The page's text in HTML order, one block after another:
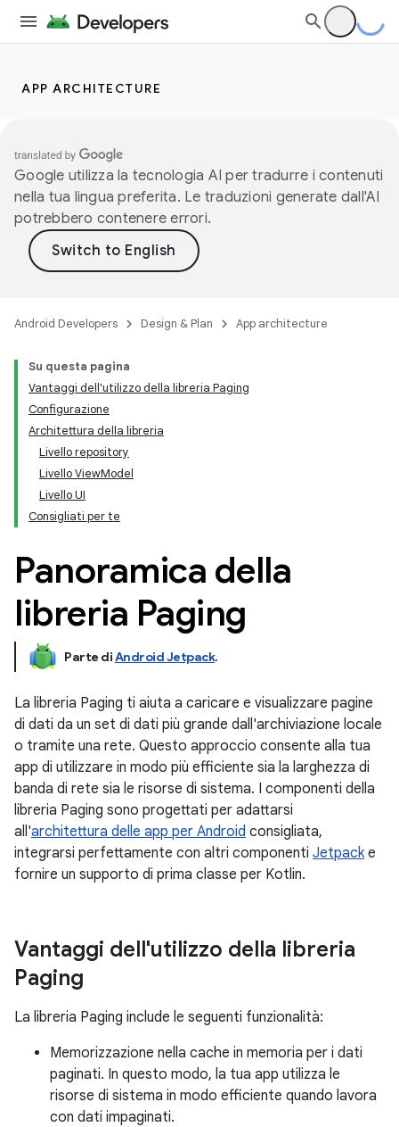
APP ARCHITECTURE
Google utilizza la tecnologia AI per tradurre i contenuti
nella tua lingua preferita. Le traduzioni generate dall'AI
potrebbero contenere errori.
Android Developers Design & Plan App architecture
Su questa pagina
Vantaggi dell'utilizzo della libreria Paging
Configurazione
Architettura della libreria
Livello repository
Livello ViewModel
Livello UI
Consigliati per te
Panoramica della
libreria Paging
Parte diAndroid Jetpack.
La libreria Paging ti aiuta a caricare e visualizzare pagine
di dati da un set di dati più grande dall'archiviazione locale
o tramite una rete. Questo approccio consente alla tua
app di utilizzare in modo più efficiente sia la larghezza di
banda di rete sia le risorse di sistema. I componenti della
libreria Paging sono progettati per adattarsi
all'architettura delle app per Android consigliata,
integrarsi perfettamente con altri componenti Jetpacke
fornire un supporto di prima classe per Kotlin.
Vantaggi dell'utilizzo della libreria
Paging
La libreria Paging include le seguenti funzionalità:
Memorizzazione nella cache in memoria per i dati
paginati. In questo modo, la tua app utilizza le
risorse di sistema in modo efficiente quando lavora
con dati impaginati.